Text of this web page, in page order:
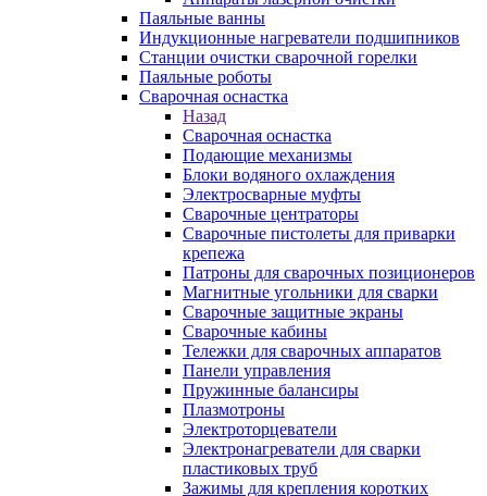
Паяльные ванны
Индукционные нагреватели подшипников
Станции очистки сварочной горелки
Паяльные роботы
Сварочная оснастка
Назад
Сварочная оснастка
Подающие механизмы
Блоки водяного охлаждения
Электросварные муфты
Сварочные центраторы
Сварочные пистолеты для приварки
крепежа
Патроны для сварочных позиционеров
Магнитные угольники для сварки
Сварочные защитные экраны
Сварочные кабины
Тележки для сварочных аппаратов
Панели управления
Пружинные балансиры
Плазмотроны
Электроторцеватели
Электронагреватели для сварки
пластиковых труб
Зажимы для крепления коротких